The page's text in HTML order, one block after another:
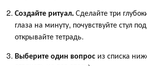
Создайте ритуал.Сделайте три
глаза на минуту, почувствуйте стул
открывайте тетрадь.
Выберите один вопрос из списка